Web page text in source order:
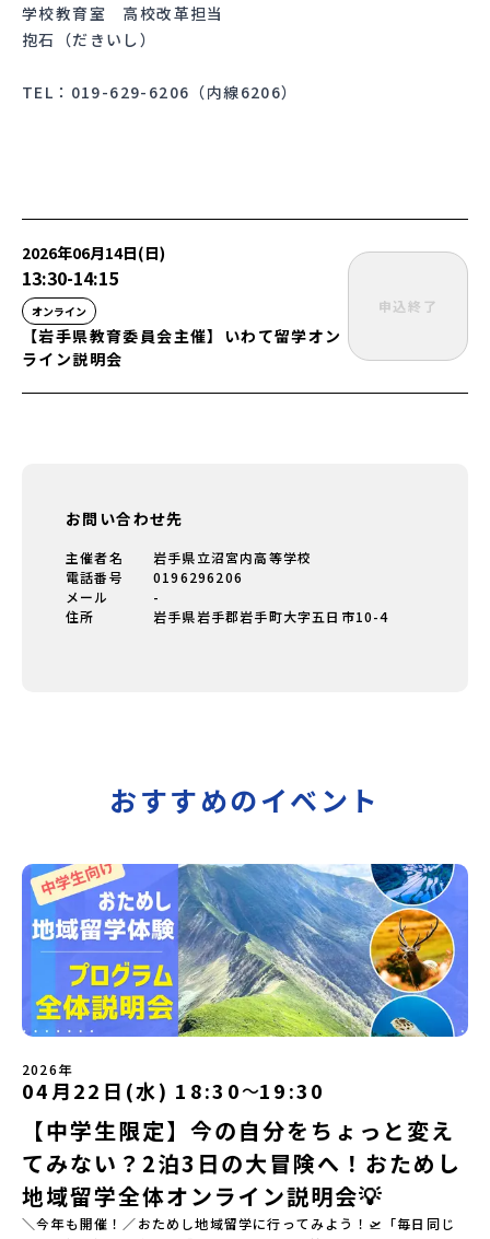
学校教育室 高校改革担当
抱石（だきいし）
TEL：019-629-6206（内線6206）
2026年06月14日(日)
13:30-14:15
オンライン
【岩手県教育委員会主催】いわて留学オン
ライン説明会
申込終了
お問い合わせ先
主催者名
岩手県立沼宮内高等学校
電話番号
0196296206
メール
-
住所
岩手県岩手郡岩手町大字五日市10-4
おすすめのイベント
2026年
04月22日(水) 18:30〜19:30
【中学生限定】今の自分をちょっと変え
てみない？2泊3日の大冒険へ！おためし
地域留学全体オンライン説明会💡
＼今年も開催！／おためし地域留学に行ってみよう！🛫「毎日同じ